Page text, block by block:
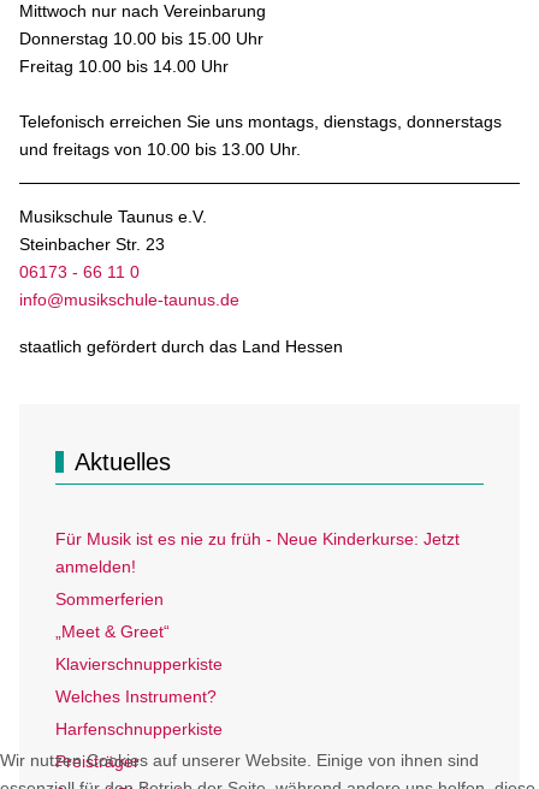
Mittwoch nur nach Vereinbarung
Donnerstag 10.00 bis 15.00 Uhr
Freitag 10.00 bis 14.00 Uhr
Telefonisch erreichen Sie uns montags, dienstags, donnerstags
und freitags von 10.00 bis 13.00 Uhr.
Musikschule Taunus e.V.
Steinbacher Str. 23
06173 - 66 11 0
info@musikschule-taunus.de
staatlich gefördert durch das Land Hessen
Aktuelles
Für Musik ist es nie zu früh - Neue Kinderkurse: Jetzt
anmelden!
Sommerferien
„Meet & Greet“
Klavierschnupperkiste
Welches Instrument?
Harfenschnupperkiste
Preisträger
Wir nutzen Cookies auf unserer Website. Einige von ihnen sind